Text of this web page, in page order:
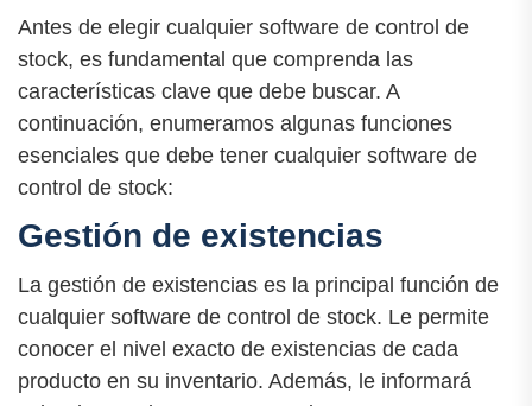
Antes de elegir cualquier software de control de
stock, es fundamental que comprenda las
características clave que debe buscar. A
continuación, enumeramos algunas funciones
esenciales que debe tener cualquier software de
control de stock:
Gestión de existencias
La gestión de existencias es la principal función de
cualquier software de control de stock. Le permite
conocer el nivel exacto de existencias de cada
producto en su inventario. Además, le informará